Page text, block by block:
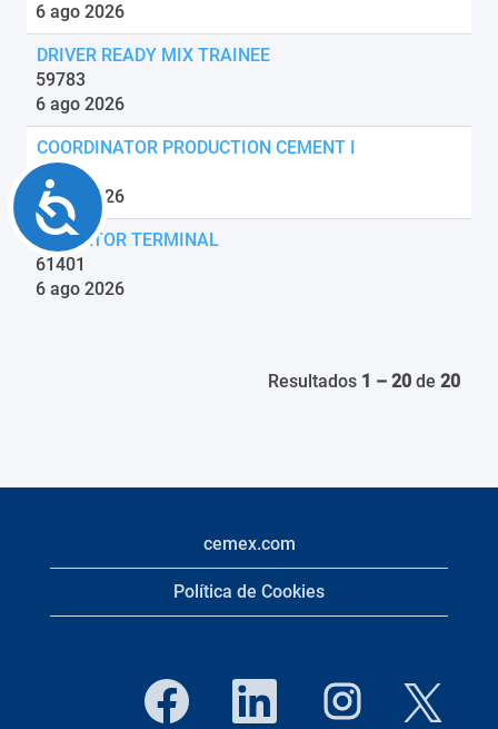
Accessibility
6 ago 2026
DRIVER READY MIX TRAINEE
59783
6 ago 2026
COORDINATOR PRODUCTION CEMENT I
61405
6 ago 2026
OPERATOR TERMINAL
61401
6 ago 2026
Resultados 1 – 20 de 20
cemex.com
Política de Cookies
S
e
a
S
a
e
a
S
e